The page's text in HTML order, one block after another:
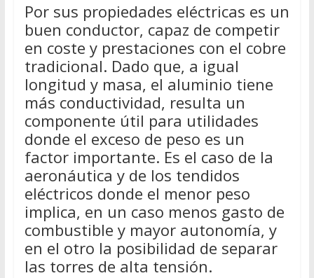
Por sus propiedades eléctricas es un
buen conductor, capaz de competir
en coste y prestaciones con el cobre
tradicional. Dado que, a igual
longitud y masa, el aluminio tiene
más conductividad, resulta un
componente útil para utilidades
donde el exceso de peso es un
factor importante. Es el caso de la
aeronáutica y de los tendidos
eléctricos donde el menor peso
implica, en un caso menos gasto de
combustible y mayor autonomía, y
en el otro la posibilidad de separar
las torres de alta tensión.